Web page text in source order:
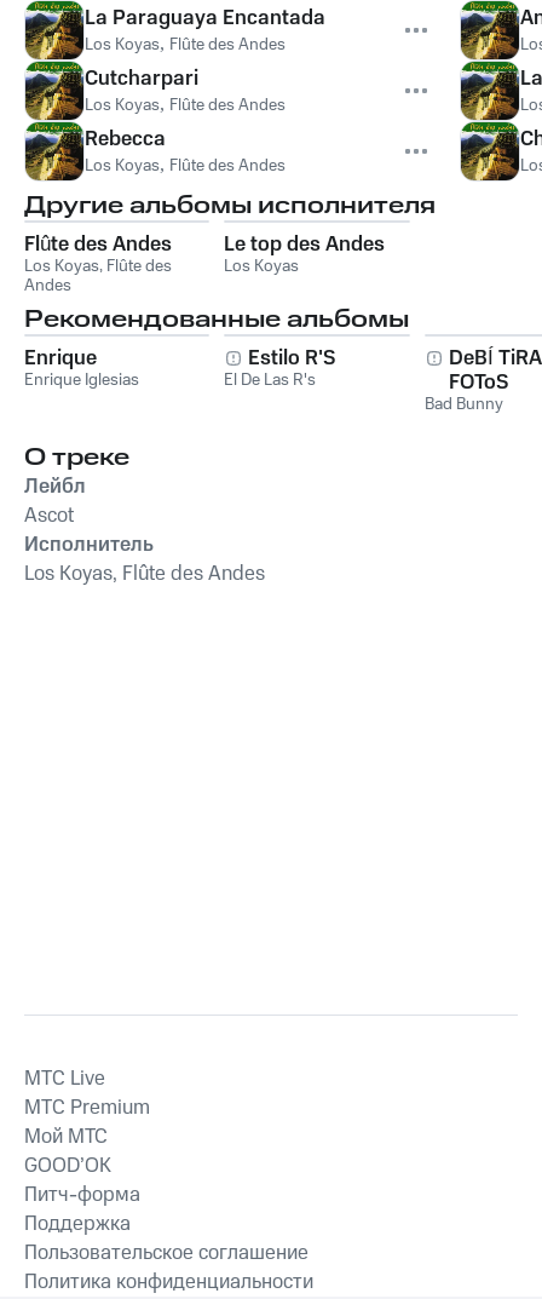
La Paraguaya Encantada
Los Koyas, Flûte des Andes
Cutcharpari
Los Koyas, Flûte des Andes
Rebecca
Los Koyas, Flûte des Andes
Другие альбомы исполнителя
Flûte des Andes
Los Koyas, Flûte des
Andes
Le top des Andes
Los Koyas
Рекомендованные альбомы
Enrique
Enrique Iglesias
Estilo R'S
El De Las R's
DeBÍ
FOToS
Bad Bunny
О треке
Лейбл
Ascot
Исполнитель
Los Koyas, Flûte des Andes
MTС Live
MTС Premium
Мой МТС
GOOD’OK
Питч-форма
Поддержка
Пользовательское соглашение
Политика конфиденциальности